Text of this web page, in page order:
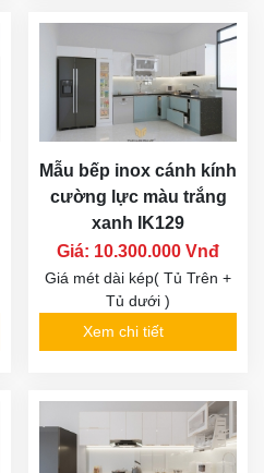
Mẫu bếp inox cánh kính
cường lực màu trắng
xanh IK129
Giá: 10.300.000 Vnđ
Giá mét dài kép( Tủ Trên +
Tủ dưới )
Xem chi tiết